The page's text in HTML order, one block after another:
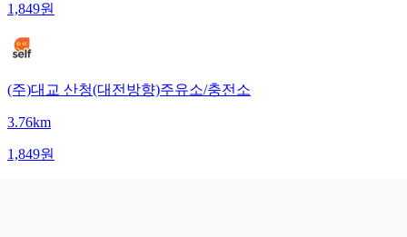
1,849원
(주)대교 산청(대전방향)주유소/충전소
3.76km
1,849원